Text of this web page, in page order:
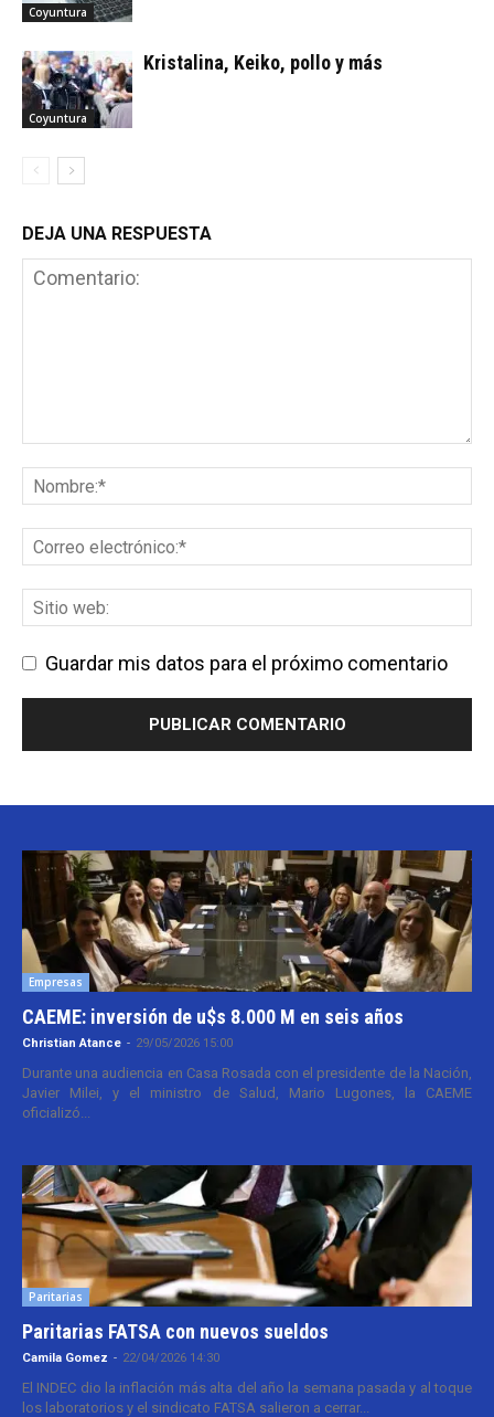
Coyuntura
Coyuntura
Kristalina, Keiko, pollo y más
DEJA UNA RESPUESTA
Guardar mis datos para el próximo comentario
Empresas
CAEME: inversión de u$s 8.000 M en seis años
Christian Atance - 29/05/2026 15:00
Durante una audiencia en Casa Rosada con el presidente de la Nación,
Javier Milei, y el ministro de Salud, Mario Lugones, la CAEME
oficializó...
Paritarias
Paritarias FATSA con nuevos sueldos
Camila Gomez - 22/04/2026 14:30
El INDEC dio la inflación más alta del año la semana pasada y al toque
los laboratorios y el sindicato FATSA salieron a cerrar...